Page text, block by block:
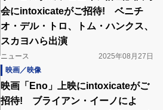
会にintoxicateがご招待! ベニチ
オ・デル・トロ、トム・ハンクス、
スカヨハら出演
ニュース
2025年08月27日
映画／映像
映画「Eno」上映にintoxicateがご
招待! ブライアン・イーノによ